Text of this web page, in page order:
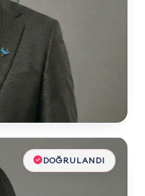
DOĞRULANDI